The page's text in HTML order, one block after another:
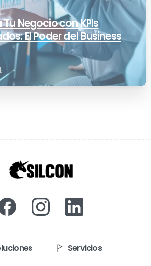
Negocio con KPIs
El Poder del Business
Servicios